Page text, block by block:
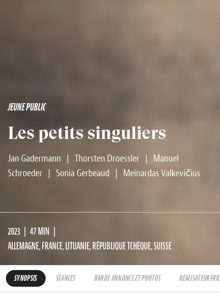
JEUNE PUBLIC
Les petits singuliers
Jan Gadermann | Thorsten Droessler | Manuel
Schroeder | Sonia Gerbeaud | Meinardas Valkevičius
2023
47 MIN
ALLEMAGNE, FRANCE, LITUANIE, RÉPUBLIQUE TCHÈQUE, SUISSE
SYNOPSIS SÉANCES BANDE ANNONCE ET PHOTOS